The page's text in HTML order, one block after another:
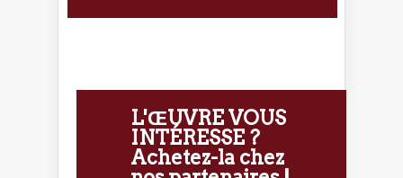
L'ŒUVRE VOUS
INTÉRESSE ?
Achetez-la chez